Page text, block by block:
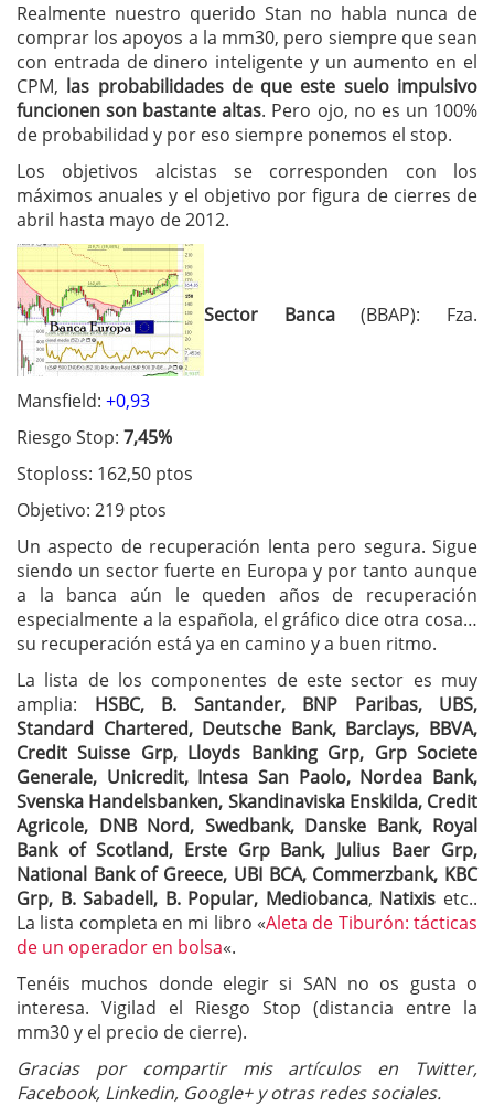
Realmente nuestro querido Stan no habla nunca de
comprar los apoyos a la mm30, pero siempre que sean
con entrada de dinero inteligente y un aumento en el
CPM, las probabilidades de que este suelo impulsivo
funcionen son bastante altas. Pero ojo, no es un 100%
de probabilidad y por eso siempre ponemos el stop.
Los objetivos alcistas se corresponden con los
máximos anuales y el objetivo por figura de cierres de
abril hasta mayo de 2012.
Sector Banca(BBAP): Fza.
Mansfield: +0,93
Riesgo Stop: 7,45%
Stoploss: 162,50 ptos
Objetivo: 219 ptos
Un aspecto de recuperación lenta pero segura. Sigue
siendo un sector fuerte en Europa y por tanto aunque
a la banca aún le queden años de recuperación
especialmente a la española, el gráfico dice otra cosa…
su recuperación está ya en camino y a buen ritmo.
La lista de los componentes de este sector es muy
amplia: HSBC, B. Santander, BNP Paribas, UBS,
Standard Chartered, Deutsche Bank, Barclays, BBVA,
Credit Suisse Grp, Lloyds Banking Grp, Grp Societe
Generale, Unicredit, Intesa San Paolo, Nordea Bank,
Svenska Handelsbanken, Skandinaviska Enskilda, Credit
Agricole, DNB Nord, Swedbank, Danske Bank, Royal
Bank of Scotland, Erste Grp Bank, Julius Baer Grp,
National Bank of Greece, UBI BCA, Commerzbank, KBC
Grp, B. Sabadell, B. Popular, Mediobanca, Natixis etc..
La lista completa en mi libro «Aleta de Tiburón: tácticas
de un operador en bolsa«.
Tenéis muchos donde elegir si SAN no os gusta o
interesa. Vigilad el Riesgo Stop (distancia entre la
mm30 y el precio de cierre).
Gracias por compartir mis artículos en Twitter,
Facebook, Linkedin, Google+ y otras redes sociales.